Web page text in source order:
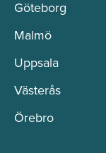
Göteborg
Malmö
Uppsala
Västerås
Örebro